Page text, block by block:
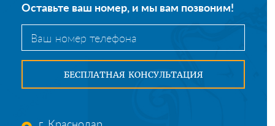
Оставьте ваш номер, и мы вам позвоним!